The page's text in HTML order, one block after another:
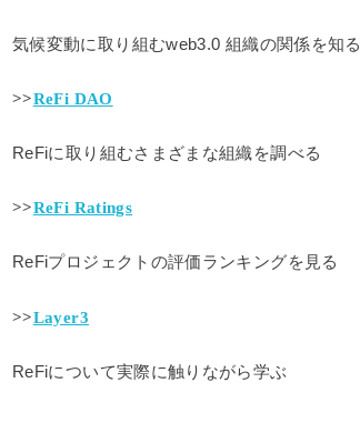
気候変動に取り組むweb3.0 組織の関係を知る
>>ReFi DAO
ReFiに取り組むさまざまな組織を調べる
>>ReFi Ratings
ReFiプロジェクトの評価ランキングを見る
>>Layer3
ReFiについて実際に触りながら学ぶ